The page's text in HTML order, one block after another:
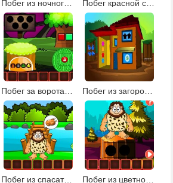
Побег из ночного парка Побег красной совы
Побег за ворота деревни Побег из загородного дома
Побег из спасательной шлюпки Побег из цветного леса 2